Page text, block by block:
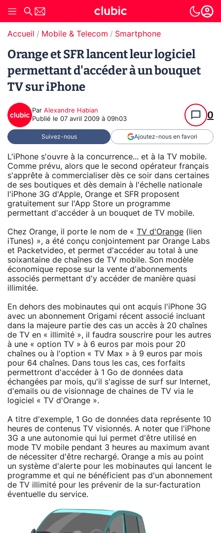
Accueil Mobile & Telecom Smartphone
Orange et SFR lancent leur logiciel
permettant d'accéder à un bouquet
TV sur iPhone
Par Alexandre Habian
Publié le 07 avril 2009 à 09h03 0
Suivez-nous Ajoutez-nous en favori
L'iPhone s'ouvre à la concurrence... et à la TV mobile.
Comme prévu, alors que le second opérateur français
s'apprête à commercialiser dès ce soir dans certaines
de ses boutiques et dès demain à l'échelle nationale
l'iPhone 3G d'Apple, Orange et SFR proposent
gratuitement sur l'App Store un programme
permettant d'accéder à un bouquet de TV mobile.
Chez Orange, il porte le nom de « TV d'Orange (lien
iTunes) », a été conçu conjointement par Orange Labs
et Packetvideo, et permet d'accéder au total à une
soixantaine de chaînes de TV mobile. Son modèle
économique repose sur la vente d'abonnements
associés permettant d'y accéder de manière quasi
illimitée.
En dehors des mobinautes qui ont acquis l'iPhone 3G
avec un abonnement Origami récent associé incluant
dans la majeure partie des cas un accès à 20 chaînes
de TV en « illimité », il faudra souscrire pour les autres
à une « option TV » à 6 euros par mois pour 20
chaînes ou à l'option « TV Max » à 9 euros par mois
pour 64 chaînes. Dans tous les cas, ces forfaits
permettront d'accéder à 1 Go de données data
échangées par mois, qu'il s'agisse de surf sur Internet,
d'emails ou de visionnage de chaines de TV via le
logiciel « TV d'Orange ».
A titre d'exemple, 1 Go de données data représente 10
heures de contenus TV visionnés. A noter que l'iPhone
3G a une autonomie qui lui permet d'être utilisé en
mode TV mobile pendant 3 heures au maximum avant
de nécessiter d'être rechargé. Orange a mis au point
un système d'alerte pour les mobinautes qui lancent le
programme et qui ne bénéficient pas d'un abonnement
de TV illimité pour les prévenir de la sur-facturation
éventuelle du service.